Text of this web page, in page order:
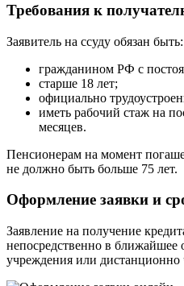
Требования к
Заявитель на ссуду обязан быть:
гражданином РФ с
старше 18 лет;
официально
иметь рабочий стаж на
месяцев.
Пенсионерам на момент
не должно быть больше 75 лет.
Оформление заявки и
Заявление на получение
непосредственно в ближайшее
учреждения или дистанционно